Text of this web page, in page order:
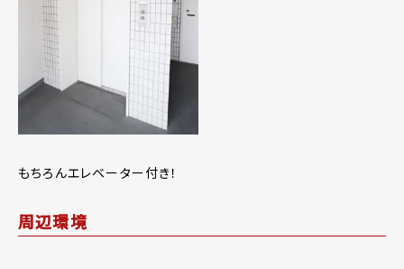
もちろんエレベーター付き！
周辺環境